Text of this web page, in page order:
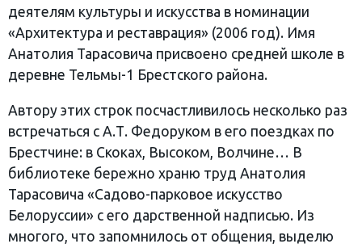
деятелям культуры и искусства в номинации
«Архитектура и реставрация» (2006 год). Имя
Анатолия Тарасовича присвоено средней школе в
деревне Тельмы-1 Брестского района.
Автору этих строк посчастливилось несколько раз
встречаться с А.Т. Федоруком в его поездках по
Брестчине: в Скоках, Высоком, Волчине… В
библиотеке бережно храню труд Анатолия
Тарасовича «Садово-парковое искусство
Белоруссии» с его дарственной надписью. Из
многого, что запомнилось от общения, выделю